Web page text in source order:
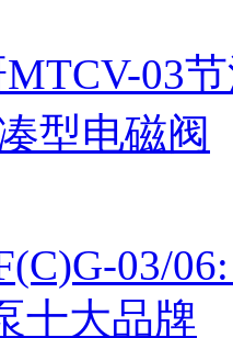
03
型电磁阀
03/
十大品牌